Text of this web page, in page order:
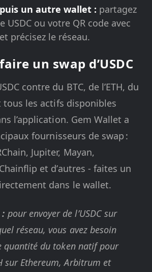
un autre wallet : partagez
USDC ou votre QR code avec
précisez le réseau.
un swap d’USDC
contre du BTC, de l’ETH, du
tous les actifs disponibles
l’application. Gem Wallet a
fournisseurs de swap :
Jupiter, Mayan,
et d’autres - faites un
dans le wallet.
pour envoyer de l’USDC sur
réseau, vous avez besoin
quantité du token natif pour
sur Ethereum, Arbitrum et